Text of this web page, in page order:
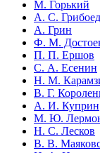
М. Горький
А. С.
А. Грин
Ф. М.
П. П. Ершов
С. А. Есенин
Н. М.
В. Г.
А. И. Куприн
М. Ю.
Н. С. Лесков
В. В.